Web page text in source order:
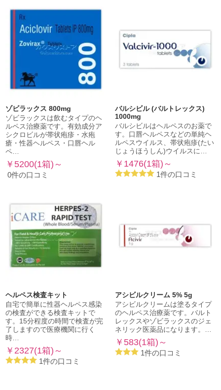
ゾビラックス 800mg
ゾビラックスは飲むタイプのヘ
ルペス治療薬です。有効成分ア
シクロビルが帯状疱疹・水疱
瘡・性器ヘルペス・口唇ヘル
ペ…
￥5200(1箱)～
0件の口コミ
バルシビル (バルトレックス)
1000mg
バルシビルはヘルペスのお薬で
す。口唇ヘルペスなどの単純ヘ
ルペスウイルス、帯状疱疹(たい
じょうほうしん)ウイルスに…
￥1476(1箱)～
1件の口コミ
ヘルペス検査キット
自宅で簡単に性器ヘルペス感染
の検査ができる検査キットで
す。15分程度の時間で検査が完
了しますので医療機関に行く
時…
￥2327(1箱)～
1件の口コミ
アシビルクリーム 5% 5g
アシビルクリームは塗るタイプ
のヘルペス治療薬です。バルト
レックスやゾビラックスのジェ
ネリック医薬品になります。…
￥583(1箱)～
1件の口コミ